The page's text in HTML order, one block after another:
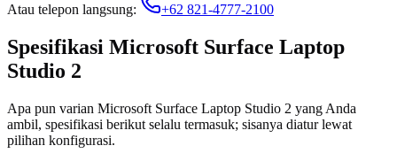
Atau telepon langsung: +62 821-4777-2100
Spesifikasi Microsoft Surface Laptop
Studio 2
Apa pun varian Microsoft Surface Laptop Studio 2 yang Anda
ambil, spesifikasi berikut selalu termasuk; sisanya diatur lewat
pilihan konfigurasi.